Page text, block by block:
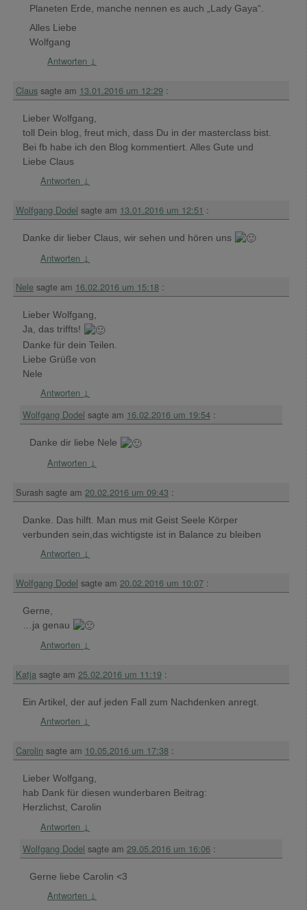
Planeten Erde, manche nennen es auch „Lady Gaya“.
Alles Liebe
Wolfgang
Antworten ↓
Claus sagte am 13.01.2016 um 12:29 :
Lieber Wolfgang,
toll Dein blog, freut mich, dass Du in der masterclass bist.
Bei fb habe ich den Blog kommentiert. Alles Gute und
Liebe Claus
Antworten ↓
Wolfgang Dodel sagte am 13.01.2016 um 12:51 :
Danke dir lieber Claus, wir sehen und hören uns
Antworten ↓
Nele sagte am 16.02.2016 um 15:18 :
Lieber Wolfgang,
Ja, das triffts!
Danke für dein Teilen.
Liebe Grüße von
Nele
Antworten ↓
Wolfgang Dodel sagte am 16.02.2016 um 19:54 :
Danke dir liebe Nele
Antworten ↓
Surash sagte am 20.02.2016 um 09:43 :
Danke. Das hilft. Man mus mit Geist Seele Körper
verbunden sein,das wichtigste ist in Balance zu bleiben
Antworten ↓
Wolfgang Dodel sagte am 20.02.2016 um 10:07 :
Gerne,
…ja genau
Antworten ↓
Katja sagte am 25.02.2016 um 11:19 :
Ein Artikel, der auf jeden Fall zum Nachdenken anregt.
Antworten ↓
Carolin sagte am 10.05.2016 um 17:38 :
Lieber Wolfgang,
hab Dank für diesen wunderbaren Beitrag:
Herzlichst, Carolin
Antworten ↓
Wolfgang Dodel sagte am 29.05.2016 um 16:06 :
Gerne liebe Carolin <3
Antworten ↓